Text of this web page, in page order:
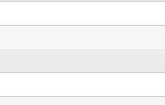
の感謝状贈呈式のご案内